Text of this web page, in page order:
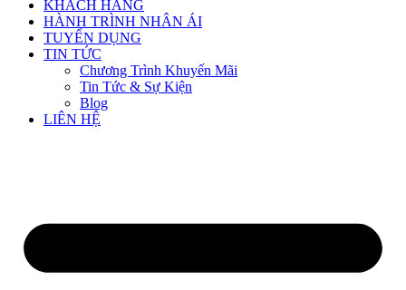
KHÁCH HÀNG
HÀNH TRÌNH NHÂN ÁI
TUYỂN DỤNG
TIN TỨC
Chương Trình Khuyến Mãi
Tin Tức & Sự Kiện
Blog
LIÊN HỆ